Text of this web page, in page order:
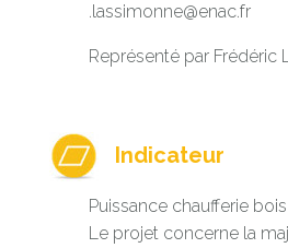
.lassimonne@enac.fr
Représenté par Frédéric
Indicateur
Puissance chaufferie
Le projet concerne la